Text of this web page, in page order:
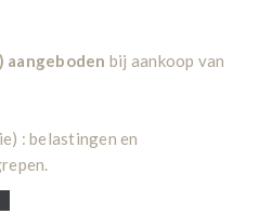
aangeboden bij aankoop van
: belastingen en